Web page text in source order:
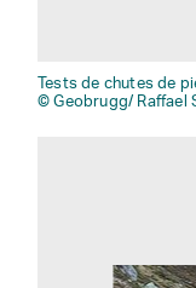
Tests de chutes de
© Geobrugg/ Raffael